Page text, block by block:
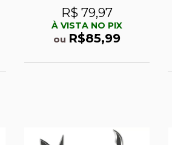
R$ 79,97
À VISTA NO PIX
ou R$85,99